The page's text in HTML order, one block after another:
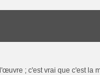
; c'est vrai que c'est la